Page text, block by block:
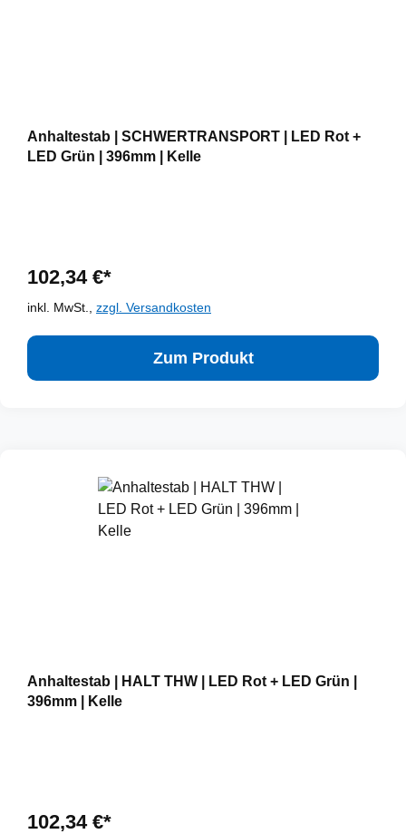
Anhaltestab | SCHWERTRANSPORT | LED Rot +
LED Grün | 396mm | Kelle
102,34 €*
inkl. MwSt., zzgl. Versandkosten
Zum Produkt
Anhaltestab | HALT THW | LED Rot + LED Grün |
396mm | Kelle
102,34 €*